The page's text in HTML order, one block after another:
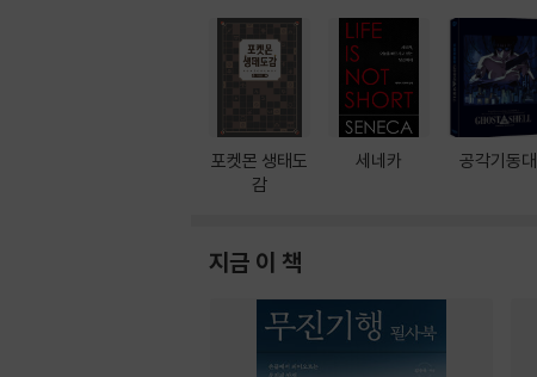
포켓몬 생태도
감
세네카 공각기동대
지금 이 책